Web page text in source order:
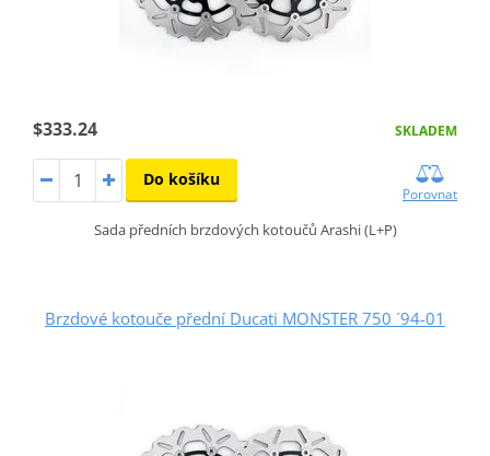
$333.24 SKLADEM
Do košíku
Porovnat
Sada předních brzdových kotoučů Arashi (L+P)
Brzdové kotouče přední Ducati MONSTER 750 ´94-01